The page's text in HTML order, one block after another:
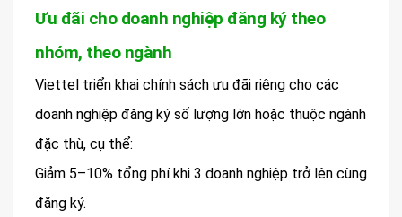
Ưu đãi cho doanh nghiệp đăng ký theo
nhóm, theo ngành
Viettel triển khai chính sách ưu đãi riêng cho các
doanh nghiệp đăng ký số lượng lớn hoặc thuộc ngành
đặc thù, cụ thể:
Giảm 5–10% tổng phí khi 3 doanh nghiệp trở lên cùng
đăng ký.